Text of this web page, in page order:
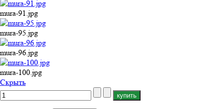
mura-91.jpg
mura-95.jpg
mura-96.jpg
mura-100.jpg
Cкрыть